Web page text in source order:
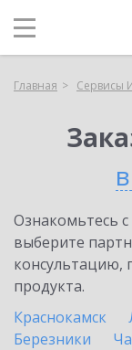
Главная Сервисы
Ознакомьтесь
выберите
консультацию,
продукта.
Краснокамск
Березники